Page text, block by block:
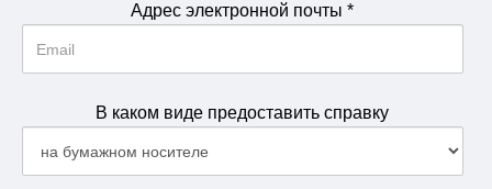
Адрес электронной почты*
В каком виде предоставить справку